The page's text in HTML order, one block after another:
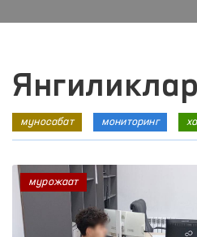
Янгиликлар
муносабат мониторинг
мурожаат